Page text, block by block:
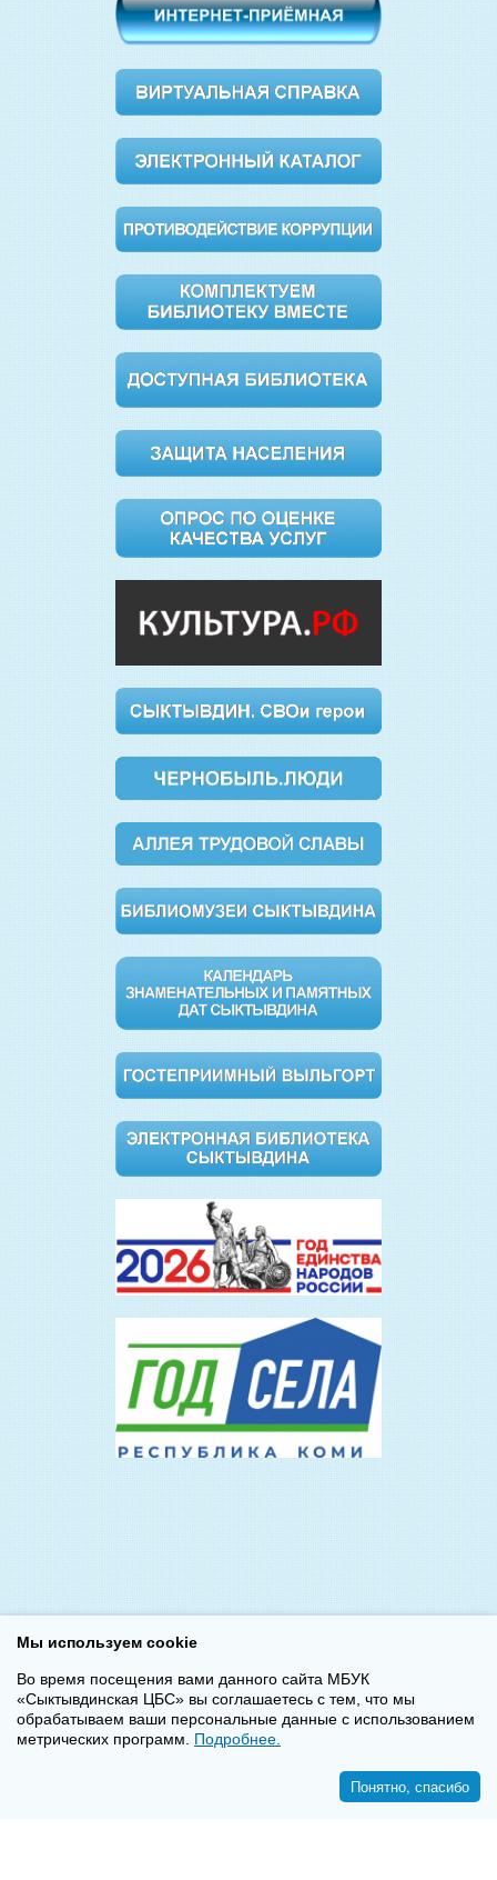
Мы используем cookie
Во время посещения вами данного сайта МБУК
«Сыктывдинская ЦБС» вы соглашаетесь с тем, что мы
обрабатываем ваши персональные данные с использованием
метрических программ. Подробнее.
Понятно, спасибо